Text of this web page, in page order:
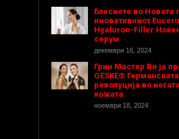
Блеснете во Новата
иновативниот
Hyaluron-Filler
серум
декември 16, 2024
Грин Мастер Ви ја
GESKE® Германската
револуција во
кожата
ноември 18, 2024